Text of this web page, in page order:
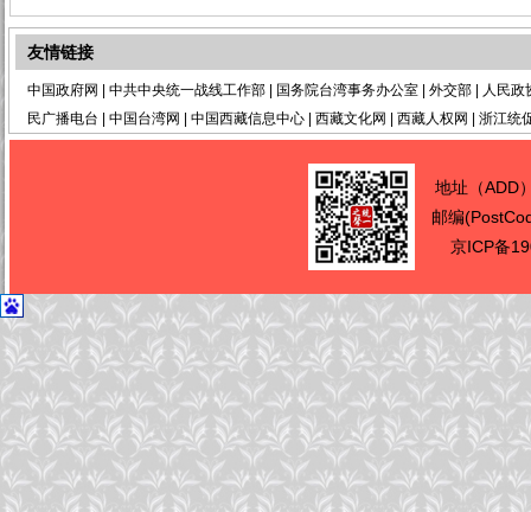
友情链接
中国政府网 中共中央统一战线工作部 国务院台湾事务办公室 外交部
人民政
民广播电台
中国台湾网 中国西藏信息中心 西藏文化网 西藏人权网 浙江统
地址（ADD
邮编
京ICP备